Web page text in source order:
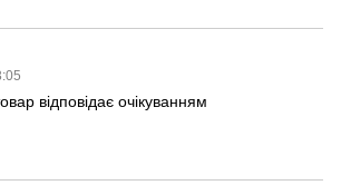
відповідає очікуванням